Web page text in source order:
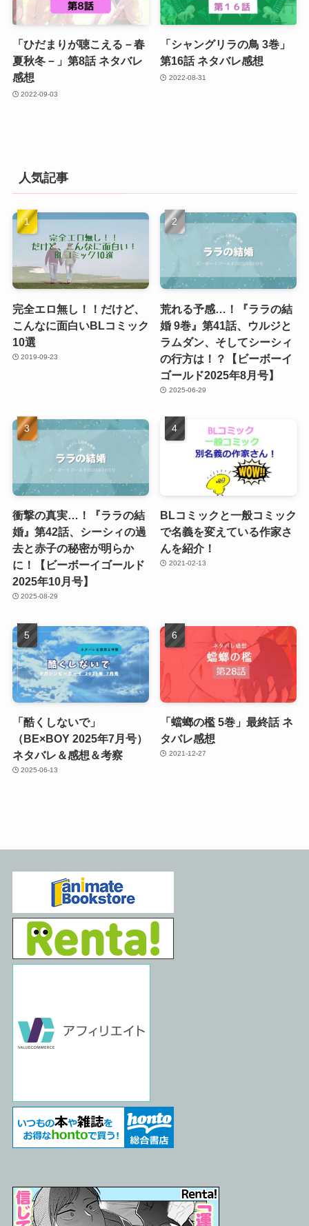
「ひだまりが聴こえる－春
夏秋冬－」第8話 ネタバレ
感想
2022-09-03
「シャングリラの鳥 3巻」
第16話 ネタバレ感想
2022-08-31
人気記事
完全エロ無し！！だけど、
こんなに面白いBLコミック
10選
2019-09-23
荒れる予感…！『ララの結
婚 9巻』第41話、ウルジと
ラムダン、そしてシーシィ
の行方は！？【ビーボーイ
ゴールド2025年8月号】
2025-06-29
衝撃の真実…！『ララの結
婚』第42話、シーシィの過
去と赤子の秘密が明らか
に！【ビーボーイゴールド
2025年10月号】
2025-08-29
BLコミックと一般コミック
で名義を変えている作家さ
んを紹介！
2021-02-13
「酷くしないで」
（BE×BOY 2025年7月号）
ネタバレ＆感想＆考察
2025-06-13
「蟷螂の檻 5巻」最終話 ネ
タバレ感想
2021-12-27